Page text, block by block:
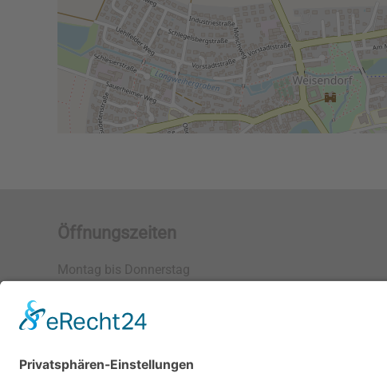
Öffnungszeiten
Montag bis Donnerstag
Freitag